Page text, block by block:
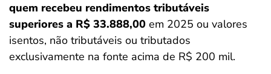
quem recebeu rendimentos tributáveis
superiores a R$ 33.888,00 em 2025 ou valores
isentos, não tributáveis ou tributados
exclusivamente na fonte acima de R$ 200 mil.